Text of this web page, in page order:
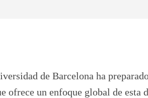
de Barcelona ha
ofrece un enfoque global de esta